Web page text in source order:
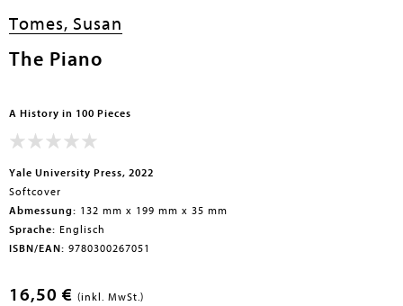
Tomes, Susan
The Piano
A History in 100 Pieces
Yale University Press, 2022
Softcover
Abmessung: 132 mm x 199 mm x 35 mm
Sprache: Englisch
ISBN/EAN: 9780300267051
16,50 € (inkl. MwSt.)